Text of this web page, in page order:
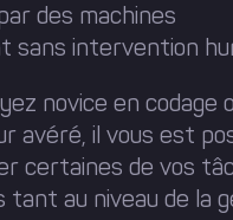
des machines
sans intervention
novice en codage
avéré, il vous est
certaines de vos
tant au niveau de la